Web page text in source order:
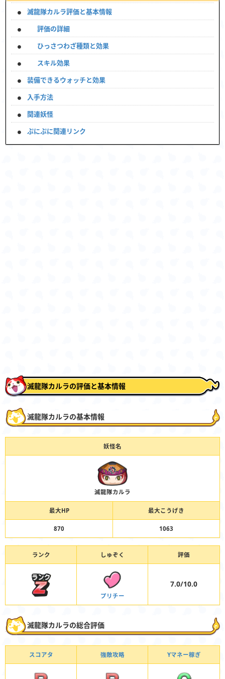
滅龍隊カルラ評価と基本情報
評価の詳細
ひっさつわざ種類と効果
スキル効果
装備できるウォッチと効果
入手方法
関連妖怪
ぷにぷに関連リンク
滅龍隊カルラの評価と基本情報
滅龍隊カルラの基本情報
妖怪名
滅龍隊カルラ
最大HP 最大こうげき
870 1063
ランク しゅぞく 評価
プリチー
7.0/10.0
滅龍隊カルラの総合評価
スコアタ 強敵攻略 Yマネー稼ぎ